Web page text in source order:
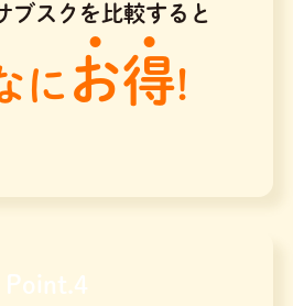
ブスクを比較すると
に お得!
Point.4